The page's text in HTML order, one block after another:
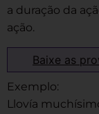
a duração da
ação.
Baixe as
Exemplo:
Llovía